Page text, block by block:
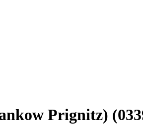
Prignitz)